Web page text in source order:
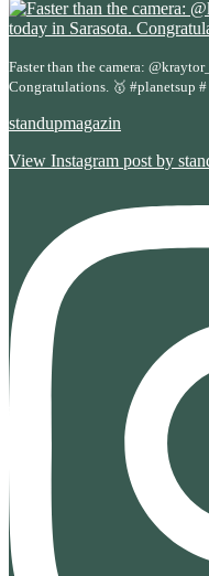
Faster than the camera:
Congratulations. 🥇 #planetsup #
standupmagazin
View Instagram post by